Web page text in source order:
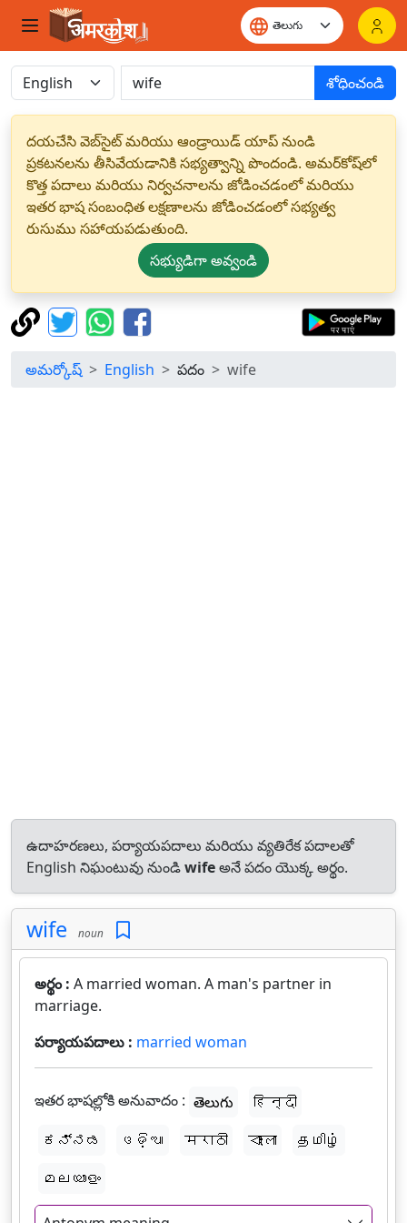
శోధించండి
దయచేసి వెబ్‌సైట్ మరియు ఆండ్రాయిడ్ యాప్ నుండి
ప్రకటనలను తీసివేయడానికి సభ్యత్వాన్ని పొందండి. అమర్‌కోష్‌లో
కొత్త పదాలు మరియు నిర్వచనాలను జోడించడంలో మరియు
ఇతర భాష సంబంధిత లక్షణాలను జోడించడంలో సభ్యత్వ
రుసుము సహాయపడుతుంది.
సభ్యుడిగా అవ్వండి
అమర్కోష్ English పదం wife
ఉదాహరణలు, పర్యాయపదాలు మరియు వ్యతిరేక పదాలతో
English నిఘంటువు నుండిwifeఅనే పదం యొక్క అర్థం.
wife noun
అర్థం : A married woman. A man's partner in
marriage.
పర్యాయపదాలు : married woman
ఇతర భాషల్లోకి అనువాదం : తెలుగు
हिन्दी
ಕನ್ನಡ
ଓଡ଼ିଆ मराठी বাংলা
தமிழ்
മലയാളം